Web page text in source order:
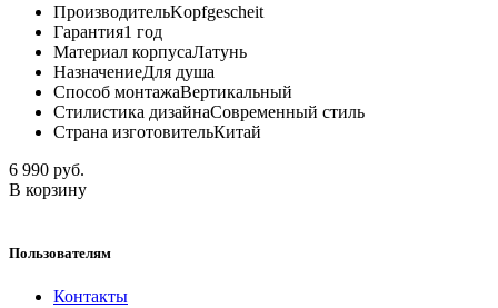
ПроизводительKopfgescheit
Гарантия1 год
Материал корпусаЛатунь
НазначениеДля душа
Способ монтажаВертикальный
Стилистика дизайнаСовременный стиль
Страна изготовительКитай
6 990 руб.
В корзину
Пользователям
Контакты